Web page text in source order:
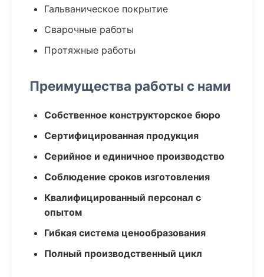
Гальваническое покрытие
Сварочные работы
Протяжные работы
Преимущества работы с нами
Собственное конструкторское бюро
Сертифицированная продукция
Серийное и единичное производство
Соблюдение сроков изготовления
Квалифицированный персонал с
опытом
Гибкая система ценообразования
Полный производственный цикл